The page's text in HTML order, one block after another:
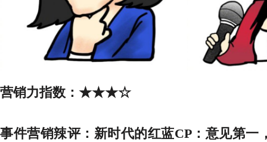
营销力指数： ★★★☆
事件营销辣评： 新时代的红蓝CP：意见第